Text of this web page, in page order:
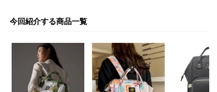
今回紹介する商品一覧